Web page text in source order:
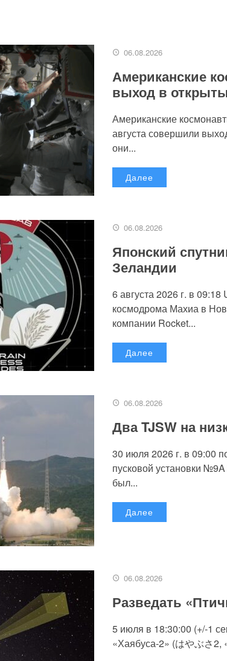
06.08.2026
Американские
выход в
Американские
августа совершили
они...
Далее
06.08.2026
Японский
Зеландии
6 августа 2026 г. в
космодрома Махиа в
компании Rocket...
Далее
06.08.2026
Два TJSW на
30 июля 2026 г. в 09:00
пусковой установки
был...
Далее
06.08.2026
Разведать
5 июля в 18:30:00 (+/-1
«Хаябуса-2» (はやぶさ2,